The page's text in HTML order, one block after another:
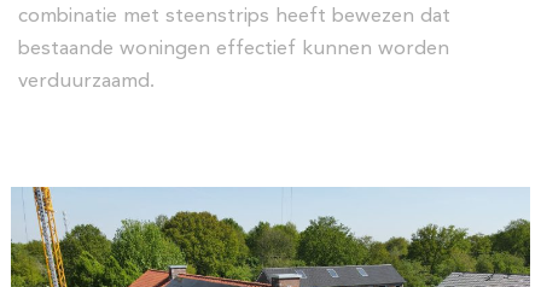
combinatie met steenstrips heeft bewezen dat
bestaande woningen effectief kunnen worden
verduurzaamd.